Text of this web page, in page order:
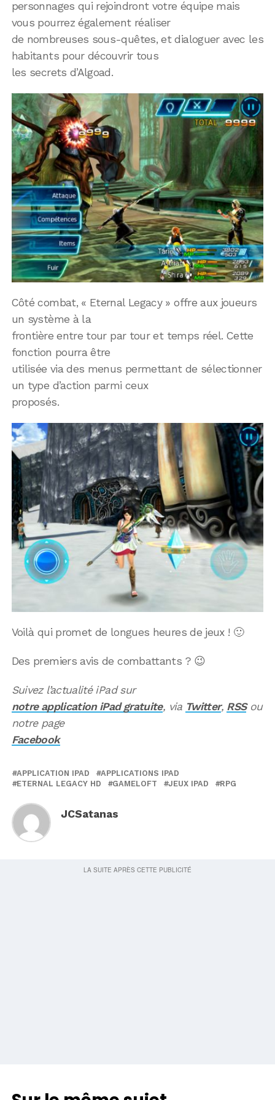
personnages qui rejoindront votre équipe mais
vous pourrez également réaliser
de nombreuses sous-quêtes, et dialoguer avec les
habitants pour découvrir tous
les secrets d’Algoad.
Côté combat, « Eternal Legacy » offre aux joueurs
un système à la
frontière entre tour par tour et temps réel. Cette
fonction pourra être
utilisée via des menus permettant de sélectionner
un type d’action parmi ceux
proposés.
Voilà qui promet de longues heures de jeux ! 🙂
Des premiers avis de combattants ? 😉
Suivez l’actualité iPad sur
notre application iPad gratuite, via Twitter, RSSou
notre page
Facebook
APPLICATION IPAD
APPLICATIONS IPAD
ETERNAL LEGACY HD
GAMELOFT JEUX IPAD RPG
JCSatanas